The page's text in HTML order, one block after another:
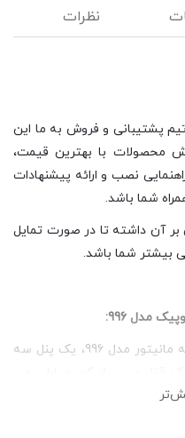
نظرات
پشتیبانی و فروش به ما این
محصولات با بهترین قیمت،
نصب و ارائه پیشنهادات
شما باشد.
آن داشته تا در صورت تمایل
بیشتر شما باشد.
مدل 996:
پکیج سه واحدی الکتروپیک شامل سه مانیتور مدل 996، یک پنل سه
از ویژگی های هر محصول می